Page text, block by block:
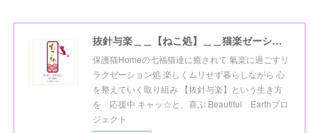
抜針与楽＿＿【ねこ処】＿＿猫楽ゼーションHome☆
保護猫Homeの七福猫達に癒されて 氣楽に過ごすリ
ラクゼーション処 楽しくムリせず暮らしながら 心
を整えていく取り組み 【抜針与楽】という生き方
を 応援中 キャッ☆と、喜ぶ Beautiful Earthプロ
ジェクト